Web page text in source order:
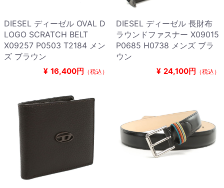
DIESEL ディーゼル OVAL D
LOGO SCRATCH BELT
X09257 P0503 T2184 メン
ズ ブラウン
¥ 16,400円 （税込）
DIESEL ディーゼル 長財布
ラウンドファスナー X09015
P0685 H0738 メンズ ブラ
ウン
¥ 24,100円 （税込）